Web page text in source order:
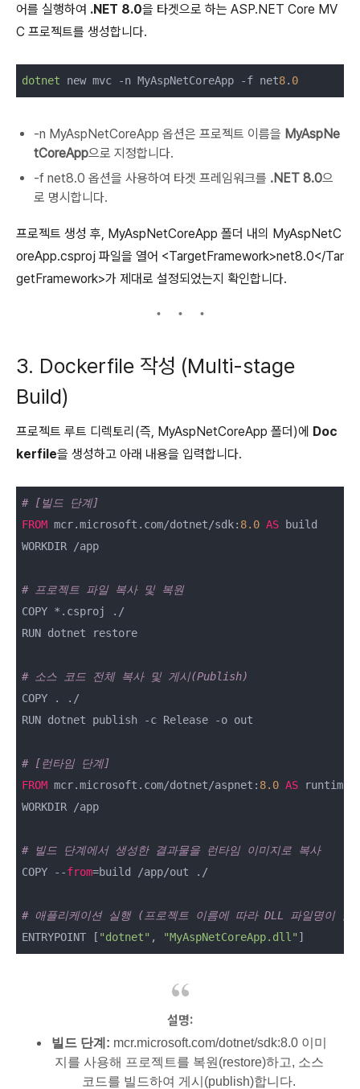
어를 실행하여 .NET 8.0을 타겟으로 하는 ASP.NET Core MV
C 프로젝트를 생성합니다.
dotnet new mvc -n MyAspNetCoreApp -f net8. 0
-n MyAspNetCoreApp 옵션은 프로젝트 이름을 MyAspNe
tCoreApp으로 지정합니다.
-f net8.0 옵션을 사용하여 타겟 프레임워크를 .NET 8.0으
로 명시합니다.
프로젝트 생성 후, MyAspNetCoreApp 폴더 내의 MyAspNetC
oreApp.csproj 파일을 열어 <TargetFramework>net8.0</Tar
getFramework>가 제대로 설정되었는지 확인합니다.
3. Dockerfile 작성 (Multi-stage
Build)
프로젝트 루트 디렉토리(즉, MyAspNetCoreApp 폴더)에 Doc
kerfile을 생성하고 아래 내용을 입력합니다.
# [빌드 단계]
FROM mcr.microsoft.com/dotnet/sdk: 8.0 AS build
WORKDIR /app
# 프로젝트 파일 복사 및 복원
COPY *.csproj ./
RUN dotnet restore
# 소스 코드 전체 복사 및 게시(Publish)
COPY . ./
RUN dotnet publish -c Release -o out
# [런타임 단계]
FROM mcr.microsoft.com/dotnet/aspnet: 8.0 AS runtime
WORKDIR /app
# 빌드 단계에서 생성한 결과물을 런타임 이미지로 복사
COPY --from=build /app/out ./
# 애플리케이션 실행 (프로젝트 이름에 따라 DLL 파일명이 달
ENTRYPOINT [ "dotnet" , "MyAspNetCoreApp.dll"
설명:
빌드 단계: mcr.microsoft.com/dotnet/sdk:8.0 이미
지를 사용해 프로젝트를 복원(restore)하고, 소스
코드를 빌드하여 게시(publish)합니다.